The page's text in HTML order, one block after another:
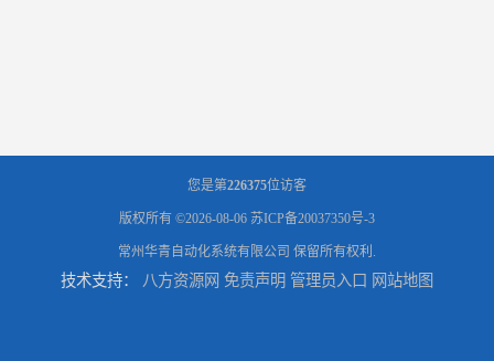
您是第226375位访客
版权所有 ©2026-08-06 苏ICP备20037350号-3
常州华青自动化系统有限公司 保留所有权利.
技术支持： 八方资源网 免责声明 管理员入口 网站地图